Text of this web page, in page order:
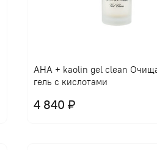
AHA + kaolin gel clean
гель с кислотами
4 840 ₽